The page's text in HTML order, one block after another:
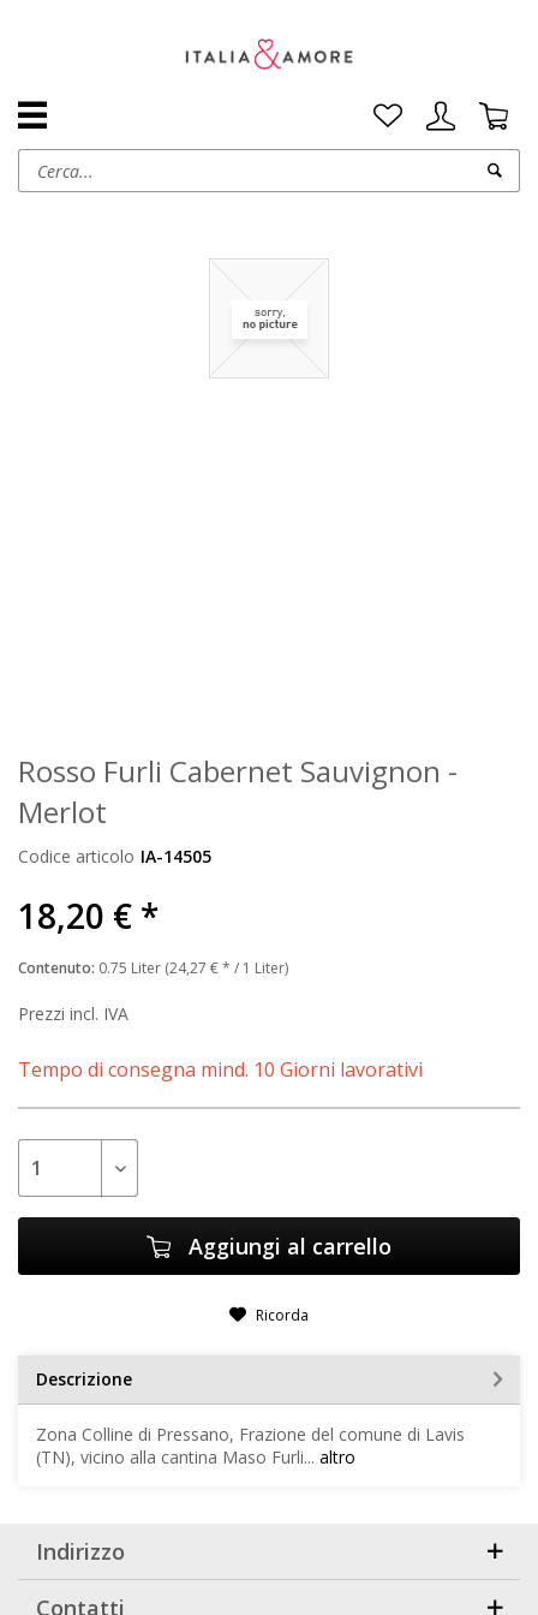
Rosso Furli Cabernet Sauvignon -
Merlot
Codice articolo IA-14505
18,20 € *
Contenuto: 0.75 Liter (24,27 € * / 1 Liter)
Prezzi incl. IVA
Tempo di consegna mind. 10 Giorni lavorativi
Aggiungi al carrello
Ricorda
Descrizione
Zona Colline di Pressano, Frazione del comune di Lavis
(TN), vicino alla cantina Maso Furli... altro
Indirizzo
Contatti